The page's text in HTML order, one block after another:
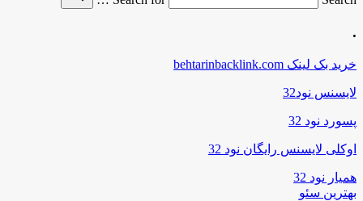
.
خرید بک لینک behtarinbacklink.com
لایسنس نود32
پسورد نود 32
اوکلی لایسنس رایگان نود 32
همیار نود 32
بهترین سئو